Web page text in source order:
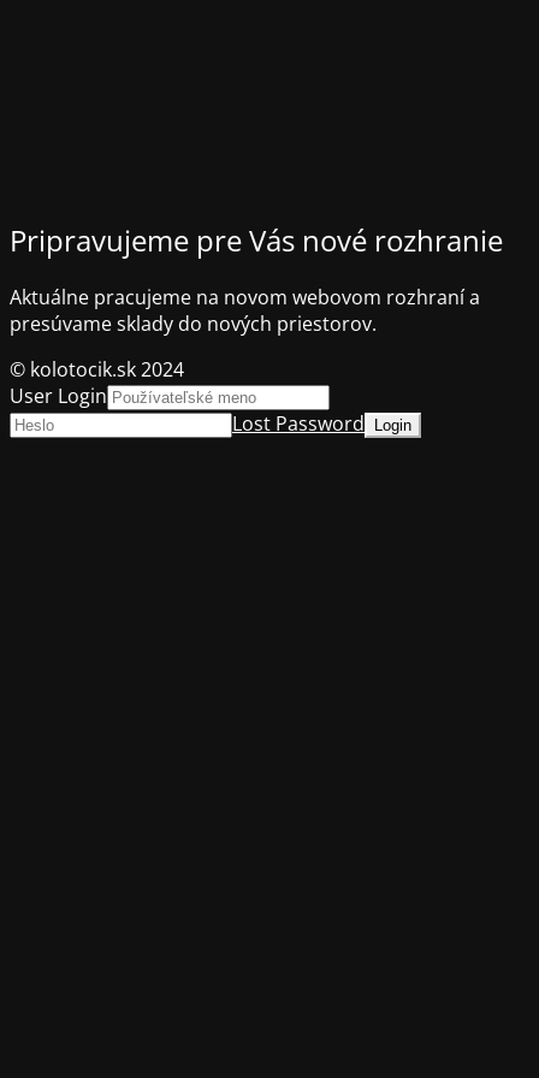
Pripravujeme pre Vás nové rozhranie
Aktuálne pracujeme na novom webovom rozhraní a
presúvame sklady do nových priestorov.
© kolotocik.sk 2024
User Login
Lost Password